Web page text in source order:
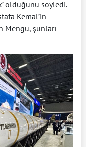
olduğunu söyledi.
Kemal’in
Mengü, şunları